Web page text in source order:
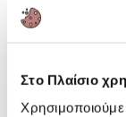
Στο Πλαίσιο
παρουσίαση
Αναλυτική